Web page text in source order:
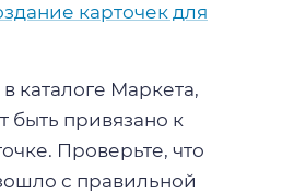
карточек для
каталоге Маркета,
привязано к
Проверьте, что
с правильной